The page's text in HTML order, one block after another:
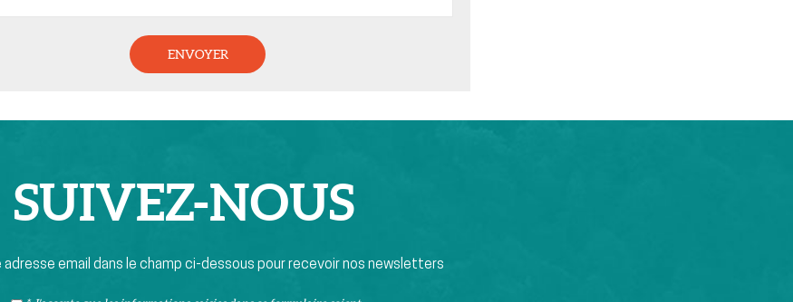
SUIVEZ-NOUS
email dans le champ ci-dessous pour recevoir nos newsletters